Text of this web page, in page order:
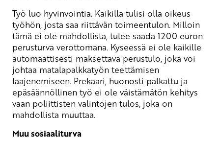
Työ luo hyvinvointia. Kaikilla tulisi olla oikeus
työhön, josta saa riittävän toimeentulon. Milloin
tämä ei ole mahdollista, tulee saada 1200 euron
perusturva verottomana. Kyseessä ei ole kaikille
automaattisesti maksettava perustulo, joka voi
johtaa matalapalkkatyön teettämisen
laajenemiseen. Prekaari, huonosti palkattu ja
epäsäännöllinen työ ei ole väistämätön kehitys
vaan poliittisten valintojen tulos, joka on
mahdollista muuttaa.
Muu sosiaaliturva